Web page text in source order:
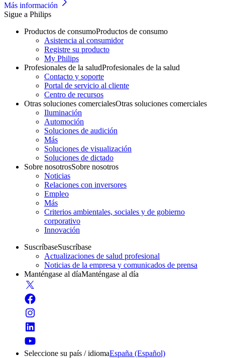
Más información
Sigue a Philips
Productos de consumoProductos de consumo
Asistencia al consumidor
Registre su producto
My Philips
Profesionales de la saludProfesionales de la salud
Contacto y soporte
Portal de servicio al cliente
Centro de recursos
Otras soluciones comercialesOtras soluciones comerciales
Iluminación
Automoción
Soluciones de audición
Más
Soluciones de visualización
Soluciones de dictado
Sobre nosotrosSobre nosotros
Noticias
Relaciones con inversores
Empleo
Más
Criterios ambientales, sociales y de gobierno
corporativo
Innovación
SuscríbaseSuscríbase
Actualizaciones de salud profesional
Noticias de la empresa y comunicados de prensa
Manténgase al díaManténgase al día
Seleccione su país / idiomaEspaña (Español)